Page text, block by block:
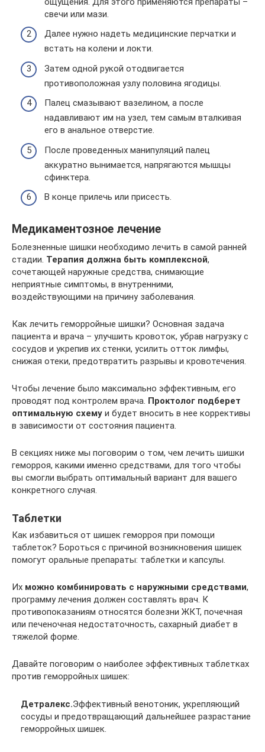
свечи или мази.
Далее нужно надеть медицинские перчатки и
встать на колени и локти.
Затем одной рукой отодвигается
противоположная узлу половина ягодицы.
Палец смазывают вазелином, а после
надавливают им на узел, тем самым вталкивая
его в анальное отверстие.
После проведенных манипуляций палец
аккуратно вынимается, напрягаются мышцы
сфинктера.
В конце прилечь или присесть.
Медикаментозное лечение
Болезненные шишки необходимо лечить в самой ранней
стадии. Терапия должна быть комплексной,
сочетающей наружные средства, снимающие
неприятные симптомы, в внутренними,
воздействующими на причину заболевания.
Как лечить геморройные шишки? Основная задача
пациента и врача – улучшить кровоток, убрав нагрузку с
сосудов и укрепив их стенки, усилить отток лимфы,
снижая отеки, предотвратить разрывы и кровотечения.
Чтобы лечение было максимально эффективным, его
проводят под контролем врача. Проктолог подберет
оптимальную схему и будет вносить в нее коррективы
в зависимости от состояния пациента.
В секциях ниже мы поговорим о том, чем лечить шишки
геморроя, какими именно средствами, для того чтобы
вы смогли выбрать оптимальный вариант для вашего
конкретного случая.
Таблетки
Как избавиться от шишек геморроя при помощи
таблеток? Бороться с причиной возникновения шишек
помогут оральные препараты: таблетки и капсулы.
Их можно комбинировать с наружными средствами,
программу лечения должен составлять врач. К
противопоказаниям относятся болезни ЖКТ, почечная
или печеночная недостаточность, сахарный диабет в
тяжелой форме.
Давайте поговорим о наиболее эффективных таблетках
против геморройных шишек:
Детралекс.Эффективный венотоник, укрепляющий
сосуды и предотвращающий дальнейшее разрастание
геморройных шишек.